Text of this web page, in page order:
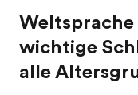
Weltsprache
wichtige
alle